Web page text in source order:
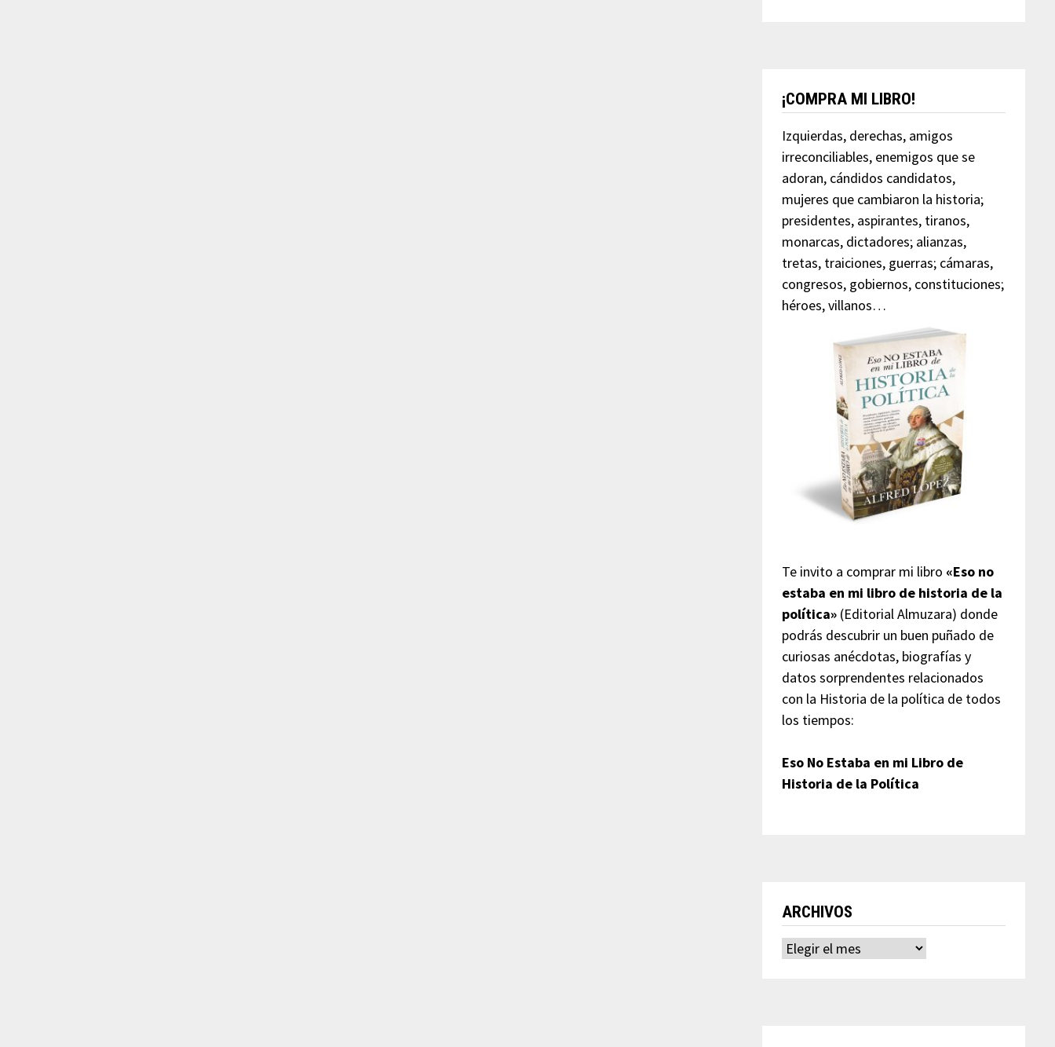
¡COMPRA MI LIBRO!
Izquierdas, derechas, amigos
irreconciliables, enemigos que se
adoran, cándidos candidatos,
mujeres que cambiaron la historia;
presidentes, aspirantes, tiranos,
monarcas, dictadores; alianzas,
tretas, traiciones, guerras; cámaras,
congresos, gobiernos, constituciones;
héroes, villanos…
Te invito a comprar mi libro «Eso no
estaba en mi libro de historia de la
política»(Editorial Almuzara) donde
podrás descubrir un buen puñado de
curiosas anécdotas, biografías y
datos sorprendentes relacionados
con la Historia de la política de todos
los tiempos:
Eso No Estaba en mi Libro de
Historia de la Política
ARCHIVOS
Archivos